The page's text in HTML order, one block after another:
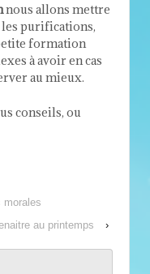
nous allons mettre
les purifications,
formation
à avoir en cas
au mieux.
conseils, ou
morales
au printemps
›